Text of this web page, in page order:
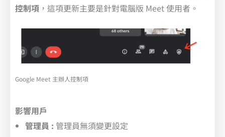
控制項 ，這項更新主要是針對電腦版 Meet 使用者。
Google Meet 主辦人控制項
影響用戶
管理員 : 管理員無須變更設定